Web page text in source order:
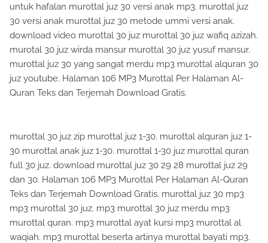
untuk hafalan murottal juz 30 versi anak mp3. murottal juz
30 versi anak murottal juz 30 metode ummi versi anak.
download video murottal 30 juz murottal 30 juz wafiq azizah.
murotal 30 juz wirda mansur murottal 30 juz yusuf mansur.
murottal juz 30 yang sangat merdu mp3 murottal alquran 30
juz youtube. Halaman 106 MP3 Murottal Per Halaman Al-
Quran Teks dan Terjemah Download Gratis.
murottal 30 juz zip murottal juz 1-30. murottal alquran juz 1-
30 murottal anak juz 1-30. murottal 1-30 juz murottal quran
full 30 juz. download murottal juz 30 29 28 murottal juz 29
dan 30. Halaman 106 MP3 Murottal Per Halaman Al-Quran
Teks dan Terjemah Download Gratis. murottal juz 30 mp3
mp3 murottal 30 juz. mp3 murottal 30 juz merdu mp3
murottal quran. mp3 murottal ayat kursi mp3 murottal al
waqiah. mp3 murottal beserta artinya murottal bayati mp3.